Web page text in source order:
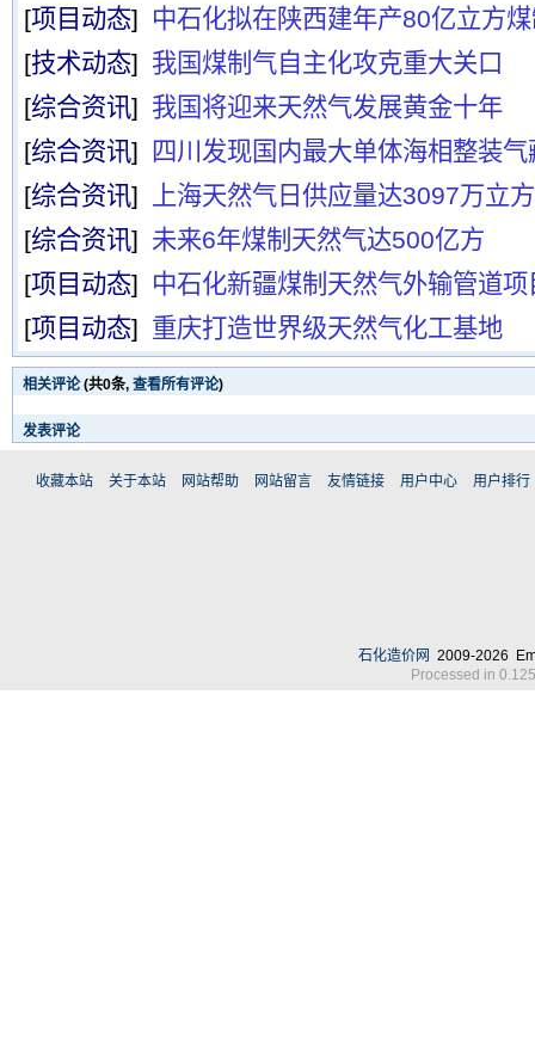
[项目动态] 中石化拟在陕西建年产80亿立方
[技术动态] 我国煤制气自主化攻克重大关口
[综合资讯] 我国将迎来天然气发展黄金十年
[综合资讯]
四川发现国内最大单体海相整装气
[综合资讯]
上海天然气日供应量达3097万立
[综合资讯] 未来6年煤制天然气达500亿方
[项目动态] 中石化新疆煤制天然气外输管道
[项目动态] 重庆打造世界级天然气化工基地
相关评论(共0条, 查看所有评论)
发表评论
收藏本站 关于本站 网站帮助 网站留言 友情链接 用户中心 用户排行
石化造价网 2009-2026
Processed in